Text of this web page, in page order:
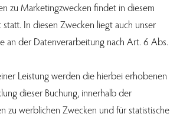
zu Marketingzwecken findet in diesem
In diesen Zwecken liegt auch unser
an der Datenverarbeitung nach Art. 6 Abs.
Leistung werden die hierbei erhobenen
dieser Buchung, innerhalb der
zu werblichen Zwecken und für statistische